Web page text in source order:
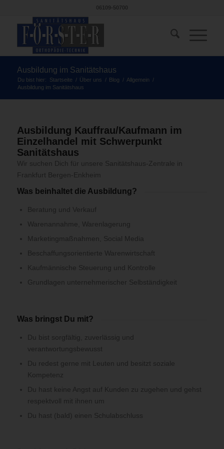
Ausbildung im Sanitätshaus
Du bist hier: Startseite / Über uns / Blog / Allgemein /
Ausbildung im Sanitätshaus
Ausbildung Kauffrau/Kaufmann im
Einzelhandel mit Schwerpunkt
Sanitätshaus
Wir suchen Dich für unsere Sanitätshaus-Zentrale in
Frankfurt Bergen-Enkheim
Was beinhaltet die Ausbildung?
Beratung und Verkauf
Warenannahme, Warenlagerung
Marketingmaßnahmen, Social Media
Beschaffungsorientierte Warenwirtschaft
Kaufmännische Steuerung und Kontrolle
Grundlagen unternehmerischer Selbständigkeit
Was bringst Du mit?
Du bist sorgfältig, zuverlässig und
verantwortungsbewusst
Du redest gerne mit Leuten und besitzt soziale
Kompetenz
Du hast keine Angst auf Kunden zu zugehen und gehst
respektvoll mit ihnen um
Du hast (bald) einen Schulabschluss